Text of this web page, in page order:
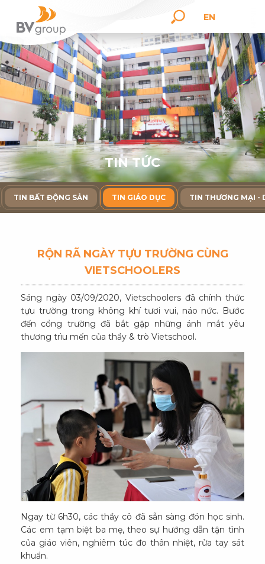
EN
TIN TỨC
TIN BẤT ĐỘNG SẢN TIN GIÁO DỤC TIN THƯƠNG MẠI -
RỘN RÃ NGÀY TỰU TRƯỜNG CÙNG
VIETSCHOOLERS
Sáng ngày 03/09/2020, Vietschoolers đã chính thức
tựu trường trong không khí tươi vui, náo nức. Bước
đến cổng trường đã bắt gặp những ánh mắt yêu
thương trìu mến của thầy & trò Vietschool.
Ngay từ 6h30, các thầy cô đã sẵn sàng đón học sinh.
Các em tạm biệt ba mẹ, theo sự hướng dẫn tận tình
của giáo viên, nghiêm túc đo thân nhiệt, rửa tay sát
khuẩn.